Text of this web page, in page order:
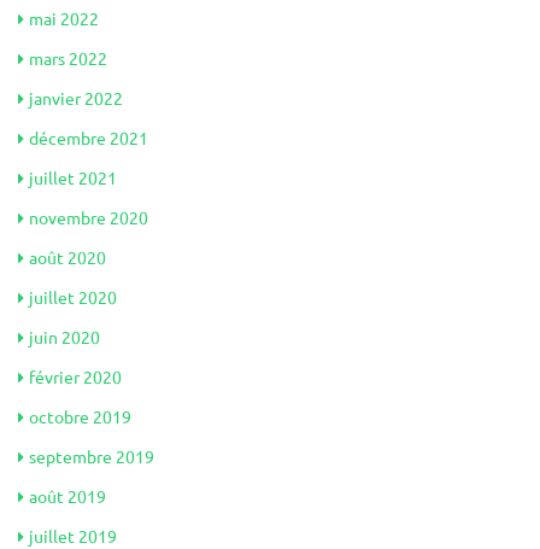
mai 2022
mars 2022
janvier 2022
décembre 2021
juillet 2021
novembre 2020
août 2020
juillet 2020
juin 2020
février 2020
octobre 2019
septembre 2019
août 2019
juillet 2019